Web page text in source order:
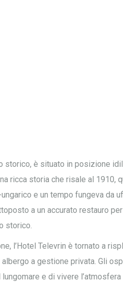
storico, è situato in posizione
ricca storia che risale al
e un tempo fungeva da
a un accurato restauro
storico.
l’Hotel Televrin è tornato a
a gestione privata. Gli
e di vivere